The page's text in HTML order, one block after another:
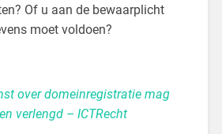
Of u aan de bewaarplicht
moet voldoen?
over domeinregistratie mag
verlengd – ICTRecht